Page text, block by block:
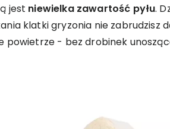
jest niewielka zawartość pyłu.
klatki gryzonia nie zabrudzisz
powietrze - bez drobinek